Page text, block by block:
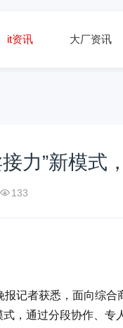
it资讯 大厂资讯
力”新模式
133
报记者获悉，面向综
式，通过分段协作、